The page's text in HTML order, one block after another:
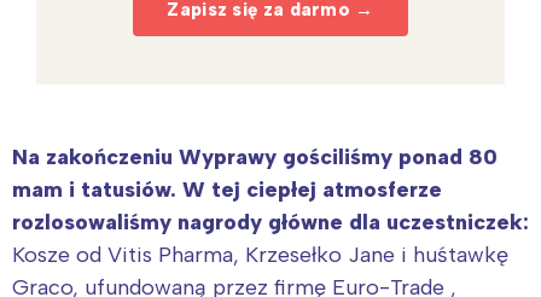
Zapisz się za darmo →
Na zakończeniu Wyprawy gościliśmy ponad 80
mam i tatusiów. W tej ciepłej atmosferze
rozlosowaliśmy nagrody główne dla uczestniczek:
Kosze od Vitis Pharma, Krzesełko Jane i huśtawkę
Graco, ufundowaną przez firmę Euro-Trade ,